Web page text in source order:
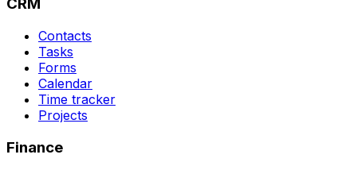
CRM
Contacts
Tasks
Forms
Calendar
Time tracker
Projects
Finance